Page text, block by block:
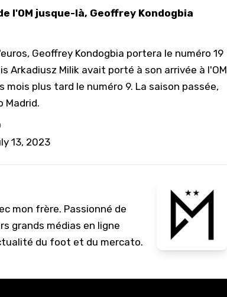
l'OM jusque-là, Geoffrey Kondogbia
Geoffrey Kondogbia portera le numéro 19
Arkadiusz Milik avait porté à son arrivée à l'OM
plus tard le numéro 9. La saison passée,
Madrid.
13, 2023
mon frère. Passionné de
grands médias en ligne
du foot et du mercato.